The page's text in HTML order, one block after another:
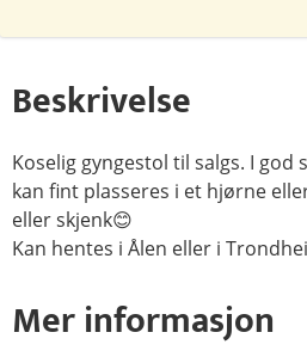
Beskrivelse
Koselig gyngestol til salgs. I god
kan fint plasseres i et hjørne
eller skjenk😊
Kan hentes i Ålen eller i
Mer informasjon